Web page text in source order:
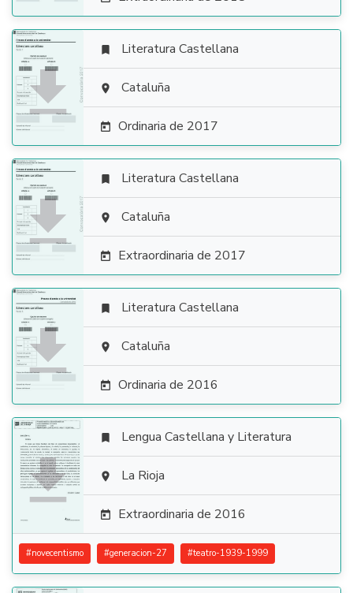

 Literatura Castellana
 Cataluña
 Ordinaria de 2017

 Literatura Castellana
 Cataluña
 Extraordinaria de 2017

 Literatura Castellana
 Cataluña
 Ordinaria de 2016

 Lengua Castellana y Literatura
 La Rioja
 Extraordinaria de 2016
#novecentismo #generacion-27 #teatro-1939-1999